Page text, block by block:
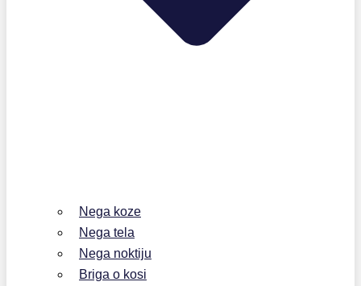
Nega koze
Nega tela
Nega noktiju
Briga o kosi